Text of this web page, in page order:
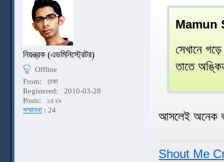
নিয়ন্ত্রক (এডমিনিস্ট্রেটর)
Offline
From:
ঢাকা
Registered:
2010-03-28
Posts:
১৫২৯
সম্মাননা : 24
Mamun
সেখানে
তাতে
আসলেই অনেক
Shout Me